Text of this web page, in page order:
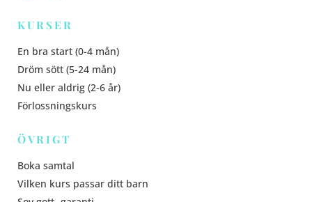
KURSER
En bra start (0-4 mån)
Dröm sött (5-24 mån)
Nu eller aldrig (2-6 år)
Förlossningskurs
ÖVRIGT
Boka samtal
Vilken kurs passar ditt barn